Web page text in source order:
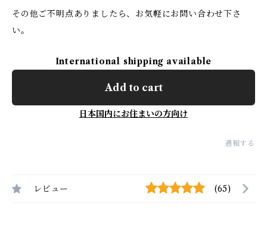
その他ご不明点ありましたら、お気軽にお問い合わせ下さ
い。
International shipping available
Add to cart
日本国内にお住まいの方向け
通報する
レビュー (65)